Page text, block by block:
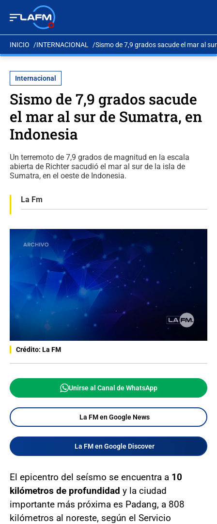
INICIO INTERNACIONAL Sismo de 7,9 grados sacude el mar al
Internacional
Sismo de 7,9 grados sacude
el mar al sur de Sumatra, en
Indonesia
Un terremoto de 7,9 grados de magnitud en la escala
abierta de Richter sacudió el mar al sur de la isla de
Sumatra, en el oeste de Indonesia.
La Fm
Crédito: La FM
Unirse al Canal de WhatsApp
La FM en Google News
La FM en Google Discover
El epicentro del seísmo se encuentra a 10
kilómetros de profundidad y la ciudad
importante más próxima es Padang, a 808
kilómetros al noreste, según el Servicio